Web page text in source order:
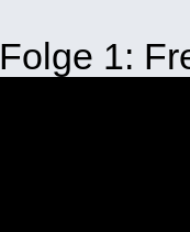
Folge 1: